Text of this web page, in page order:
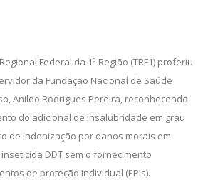
Federal da 1ª Região (TRF1) proferiu
da Fundação Nacional de Saúde
Anildo Rodrigues Pereira, reconhecendo
do adicional de insalubridade em grau
de indenização por danos morais em
DDT sem o fornecimento
de proteção individual (EPIs).